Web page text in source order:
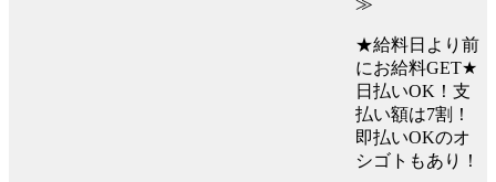
≫
★給料日より前
にお給料GET★
日払いOK！支
払い額は7割！
即払いOKのオ
シゴトもあり！